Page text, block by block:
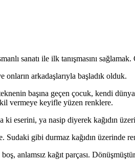
sanatı ile ilk tanışmasını
arkadaşlarıyla başladık olduk.
başına geçen çocuk, kendi
vermeye keyifle yüzen renklere.
ki eserini, ya nasip diyerek kağıdın
Sudaki gibi durmaz kağıdın üzerinde
anlamsız kağıt parçası.